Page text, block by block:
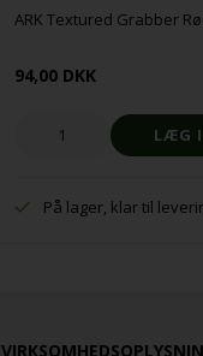
ARK Textured Grabber
94,00 DKK
På lager, klar til